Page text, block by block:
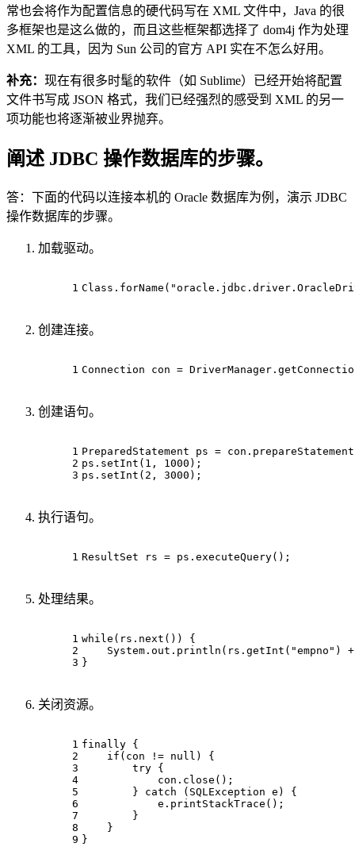
常也会将作为配置信息的硬代码写在 XML 文件中，Java 的很
多框架也是这么做的，而且这些框架都选择了 dom4j 作为处理
XML 的工具，因为 Sun 公司的官方 API 实在不怎么好用。
补充： 现在有很多时髦的软件（如 Sublime）已经开始将配置
文件书写成 JSON 格式，我们已经强烈的感受到 XML 的另一
项功能也将逐渐被业界抛弃。
阐述 JDBC 操作数据库的步骤。
答：下面的代码以连接本机的 Oracle 数据库为例，演示 JDBC
操作数据库的步骤。
加载驱动。
1 Class.forName(
创建连接。
1 Connection con =
创建语句。
1
2
3
PreparedStatement ps =
ps.setInt( 1 , 1000 );
ps.setInt( 2 , 3000 );
执行语句。
1 ResultSet rs = ps.executeQuery();
处理结果。
1
2
3
while (rs.next()) {
    System.out.println(rs.getInt(
"empno" )
}
关闭资源。
1
2
3
4
5
6
7
8
9
finally {
if (con != null ) {
try {
            con.close();
        }
catch (SQLException e) {
            e.printStackTrace();
        }
    }
}